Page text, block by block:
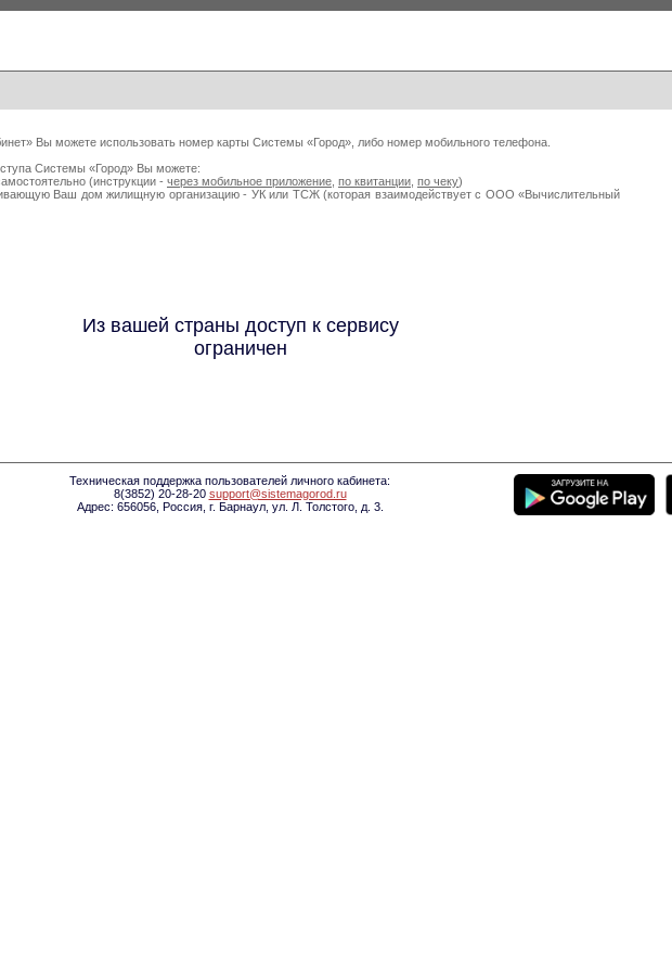
Вы можете использовать номер карты Системы «Город», либо номер мобильного телефона.
Системы «Город» Вы можете:
(инструкции - через мобильное приложение по квитанции по чеку)
Ваш дом жилищную организацию - УК или ТСЖ (которая взаимодействует с ООО «Вычислительный
Из вашей страны доступ к сервису
ограничен
Техническая поддержка пользователей личного кабинета:
8(3852) 20-28-20 support@sistemagorod.ru
Адрес: 656056, Россия, г. Барнаул, ул. Л. Толстого, д. 3.